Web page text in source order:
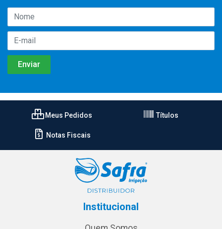
Meus Pedidos Títulos
Notas Fiscais
Institucional